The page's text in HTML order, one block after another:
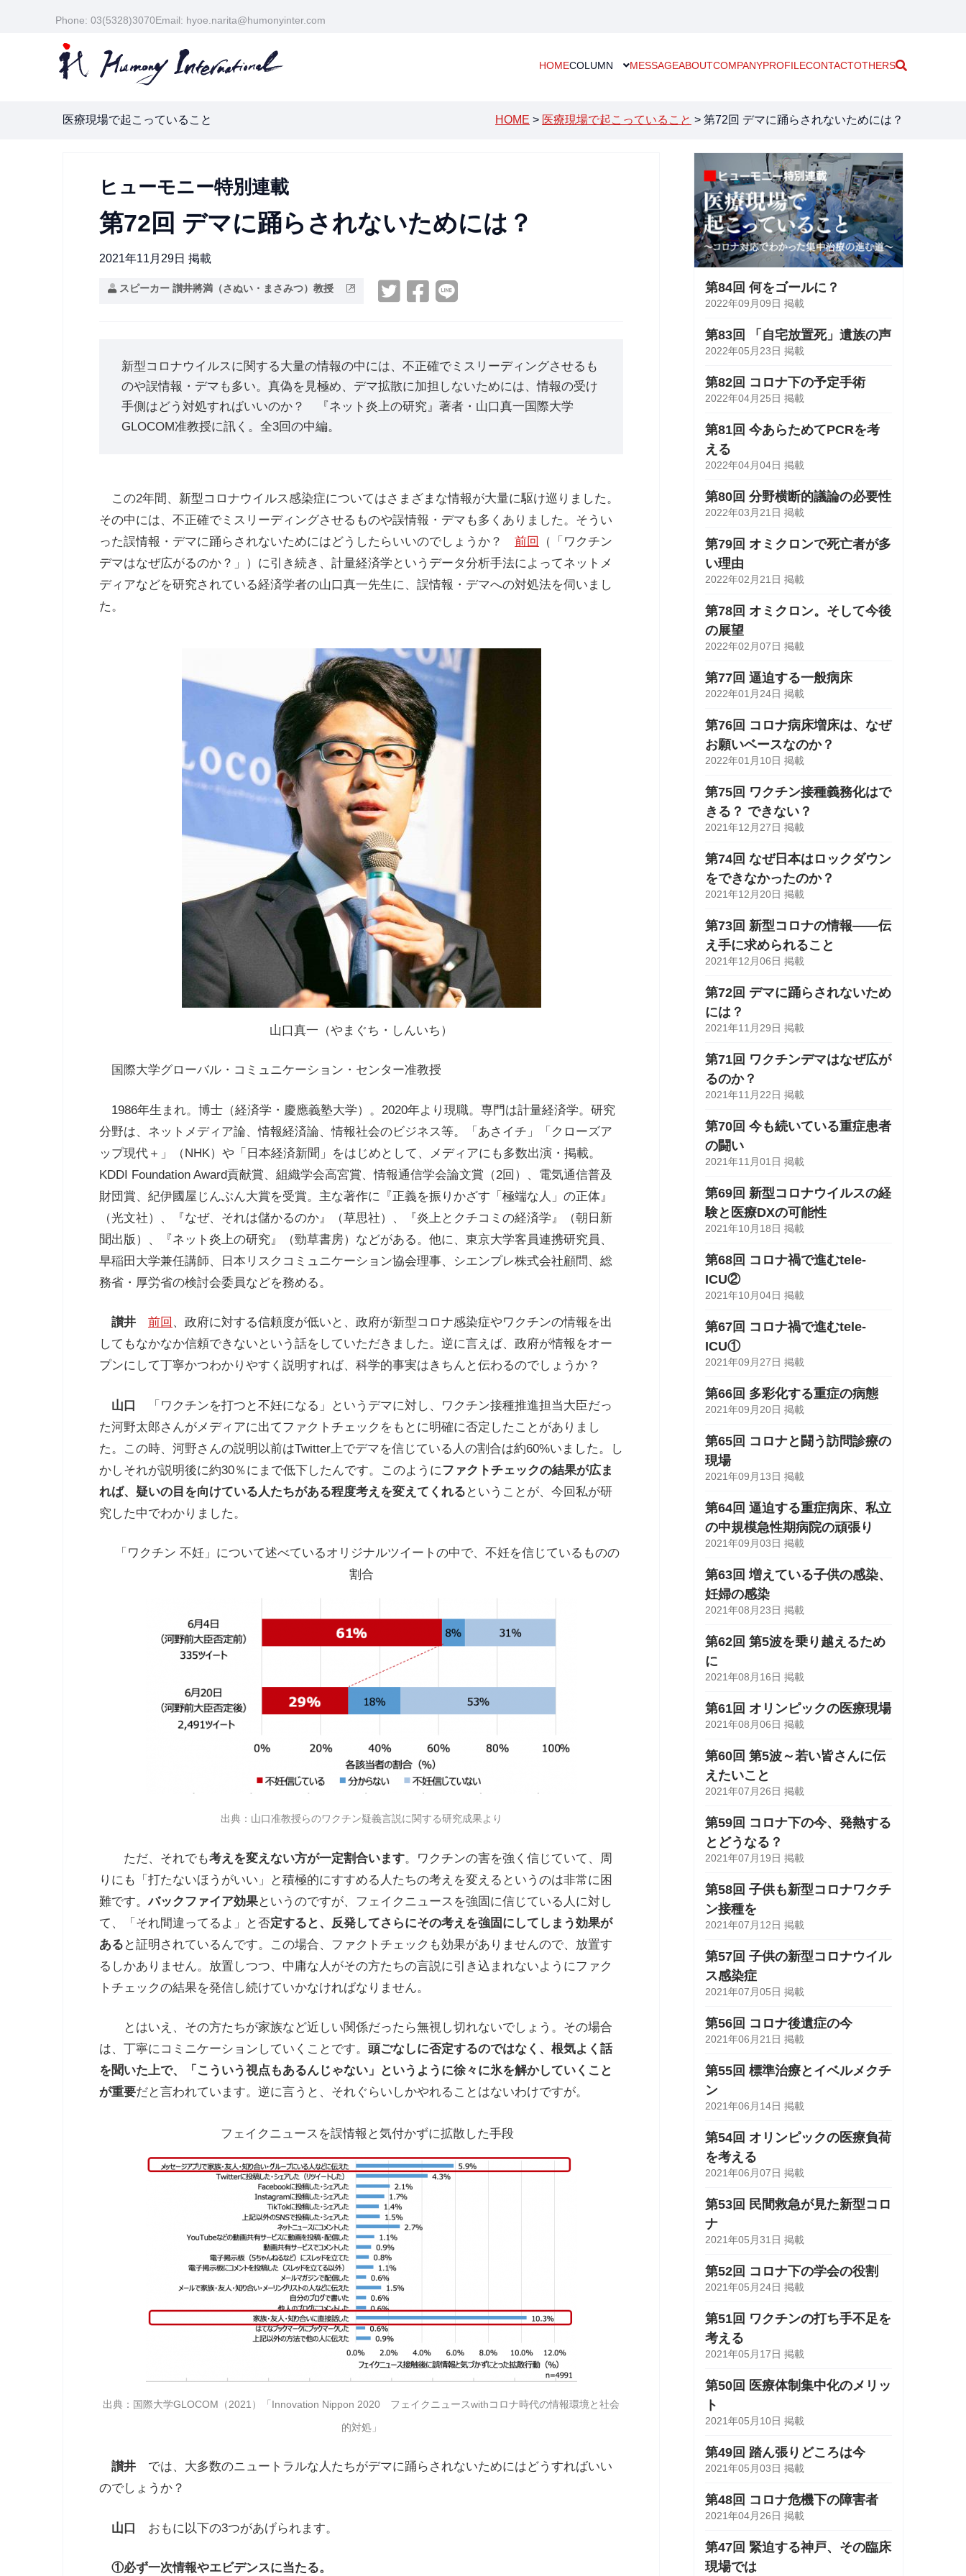
Phone: 03(5328)3070Email: hyoe.narita@humonyinter.com
HOMECOLUMN MESSAGEABOUTCOMPANYPROFILECONTACTOTHERS
医療現場で起こっていること HOME > 医療現場で起こっていること > 第72回 デマに踊らされないためには？
ヒューモニー特別連載
第72回 デマに踊らされないためには？
2021年11月29日 掲載
スピーカー 讃井將満（さぬい・まさみつ）教授
新型コロナウイルスに関する大量の情報の中には、不正確でミスリーディングさせるも
のや誤情報・デマも多い。真偽を見極め、デマ拡散に加担しないためには、情報の受け
手側はどう対処すればいいのか？ 『ネット炎上の研究』著者・山口真一国際大学
GLOCOM准教授に訊く。全3回の中編。
この2年間、新型コロナウイルス感染症についてはさまざまな情報が大量に駆け巡りました。
その中には、不正確でミスリーディングさせるものや誤情報・デマも多くありました。そうい
った誤情報・デマに踊らされないためにはどうしたらいいのでしょうか？ 前回
（「ワクチン
デマはなぜ広がるのか？」）に引き続き、計量経済学というデータ分析手法によってネットメ
ディアなどを研究されている経済学者の山口真一先生に、誤情報・デマへの対処法を伺いまし
た。
山口真一（やまぐち・しんいち）
国際大学グローバル・コミュニケーション・センター准教授
1986年生まれ。博士（経済学・慶應義塾大学）。 2020年より現職。専門は計量経済学。研究
分野は、ネットメディア論、情報経済論、情報社会のビジネス等。「あさイチ」「クローズア
ップ現代＋」（NHK）や「日本経済新聞」をはじめとして、メディアにも多数出演・掲載。
KDDI Foundation Award貢献賞、組織学会高宮賞、情報通信学会論文賞（2回）、電気通信普及
財団賞、紀伊國屋じんぶん大賞を受賞。主な著作に『正義を振りかざす「極端な人」の正体』
（光文社）、『なぜ、それは儲かるのか』（草思社）、『炎上とクチコミの経済学』（朝日新
聞出版）、『ネット炎上の研究』（勁草書房）などがある。他に、東京大学客員連携研究員、
早稲田大学兼任講師、日本リスクコミュニケーション協会理事、シエンプレ株式会社顧問、総
務省・厚労省の検討会委員などを務める。
讃井 前回 、政府に対する信頼度が低いと、政府が新型コロナ感染症やワクチンの情報を出
してもなかなか信頼できないという話をしていただきました。逆に言えば、政府が情報をオー
プンにして丁寧かつわかりやすく説明すれば、科学的事実はきちんと伝わるのでしょうか？
山口
「ワクチンを打つと不妊になる」というデマに対し、ワクチン接種推進担当大臣だっ
た河野太郎さんがメディアに出てファクトチェックをもとに明確に否定したことがありまし
た。この時、河野さんの説明以前はTwitter 上でデマを信じている人の割合は約60%いました。し
かしそれが説明後に約30％にまで低下したんです。このようにファクトチェックの結果が広ま
れば、疑いの目を向けている人たちがある程度考えを変えてくれる ということが、今回私が研
究した中でわかりました。
「ワクチン 不妊」について述べているオリジナルツイートの中で、不妊を信じているものの
割合
出典：山口准教授らのワクチン疑義言説に関する研究成果より
ただ、それでも考えを変えない方が一定割合います。ワクチンの害を強く信じていて、周
りにも「打たないほうがいい」と積極的にすすめる人たちの考えを変えるというのは非常に困
難です。バックファイア効果というのですが、フェイクニュースを強固に信じている人に対し
て、「それ間違ってるよ」と否定すると、反発してさらにその考えを強固にしてしまう効果が
ある と証明されているんです。この場合、ファクトチェックも効果がありませんので、放置す
るしかありません。放置しつつ、中庸な人がその方たちの言説に引き込まれないようにファク
トチェックの結果を発信し続けていかなければなりません。
とはいえ、その方たちが家族など近しい関係だったら無視し切れないでしょう。その場合
は、丁寧にコミニケーションしていくことです。 頭ごなしに否定するのではなく、根気よく話
を聞いた上で、「こういう視点もあるんじゃない」というように徐々に氷を解かしていくこと
が重要だと言われています。逆に言うと、それぐらいしかやれることはないわけですが。
フェイクニュースを誤情報と気付かずに拡散した手段
出典：国際大学GLOCOM （2021 ）「Innovation Nippon 2020 フェイクニュースwithコロナ時代の情報環境と社会
的対処」
讃井 では、大多数のニュートラルな人たちがデマに踊らされないためにはどうすればいい
のでしょうか？
山口 おもに以下の3つがあげられます。
①必ず一次情報やエビデンスに当たる。
第84回 何をゴールに？
2022年09月09日 掲載
第83回 「自宅放置死」遺族の声
2022年05月23日 掲載
第82回 コロナ下の予定手術
2022年04月25日 掲載
第81回 今あらためてPCRを考
える
2022年04月04日 掲載
第80回 分野横断的議論の必要性
2022年03月21日 掲載
第79回 オミクロンで死亡者が多
い理由
2022年02月21日 掲載
第78回 オミクロン。そして今後
の展望
2022年02月07日 掲載
第77回 逼迫する一般病床
2022年01月24日 掲載
第76回 コロナ病床増床は、なぜ
お願いベースなのか？
2022年01月10日 掲載
第75回 ワクチン接種義務化はで
きる？ できない？
2021年12月27日 掲載
第74回 なぜ日本はロックダウン
をできなかったのか？
2021年12月20日 掲載
第73回 新型コロナの情報――伝
え手に求められること
2021年12月06日 掲載
第72回 デマに踊らされないため
には？
2021年11月29日 掲載
第71回 ワクチンデマはなぜ広が
るのか？
2021年11月22日 掲載
第70回 今も続いている重症患者
の闘い
2021年11月01日 掲載
第69回 新型コロナウイルスの経
験と医療DXの可能性
2021年10月18日 掲載
第68回 コロナ禍で進むtele-
ICU②
2021年10月04日 掲載
第67回 コロナ禍で進むtele-
ICU①
2021年09月27日 掲載
第66回 多彩化する重症の病態
2021年09月20日 掲載
第65回 コロナと闘う訪問診療の
現場
2021年09月13日 掲載
第64回 逼迫する重症病床、私立
の中規模急性期病院の頑張り
2021年09月03日 掲載
第63回 増えている子供の感染、
妊婦の感染
2021年08月23日 掲載
第62回 第5波を乗り越えるため
に
2021年08月16日 掲載
第61回 オリンピックの医療現場
2021年08月06日 掲載
第60回 第5波～若い皆さんに伝
えたいこと
2021年07月26日 掲載
第59回 コロナ下の今、発熱する
とどうなる？
2021年07月19日 掲載
第58回 子供も新型コロナワクチ
ン接種を
2021年07月12日 掲載
第57回 子供の新型コロナウイル
ス感染症
2021年07月05日 掲載
第56回 コロナ後遺症の今
2021年06月21日 掲載
第55回 標準治療とイベルメクチ
ン
2021年06月14日 掲載
第54回 オリンピックの医療負荷
を考える
2021年06月07日 掲載
第53回 民間救急が見た新型コロ
ナ
2021年05月31日 掲載
第52回 コロナ下の学会の役割
2021年05月24日 掲載
第51回 ワクチンの打ち手不足を
考える
2021年05月17日 掲載
第50回 医療体制集中化のメリッ
ト
2021年05月10日 掲載
第49回 踏ん張りどころは今
2021年05月03日 掲載
第48回 コロナ危機下の障害者
2021年04月26日 掲載
第47回 緊迫する神戸、その臨床
現場では